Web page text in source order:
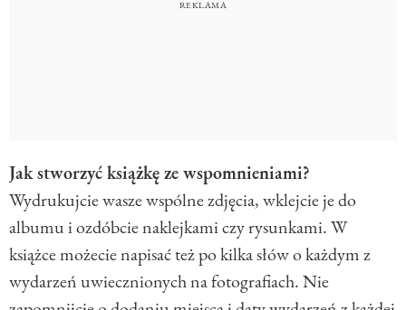
Jak stworzyć książkę ze wspomnieniami?
Wydrukujcie wasze wspólne zdjęcia, wklejcie je do
albumu i ozdóbcie naklejkami czy rysunkami. W
książce możecie napisać też po kilka słów o każdym z
wydarzeń uwiecznionych na fotografiach. Nie